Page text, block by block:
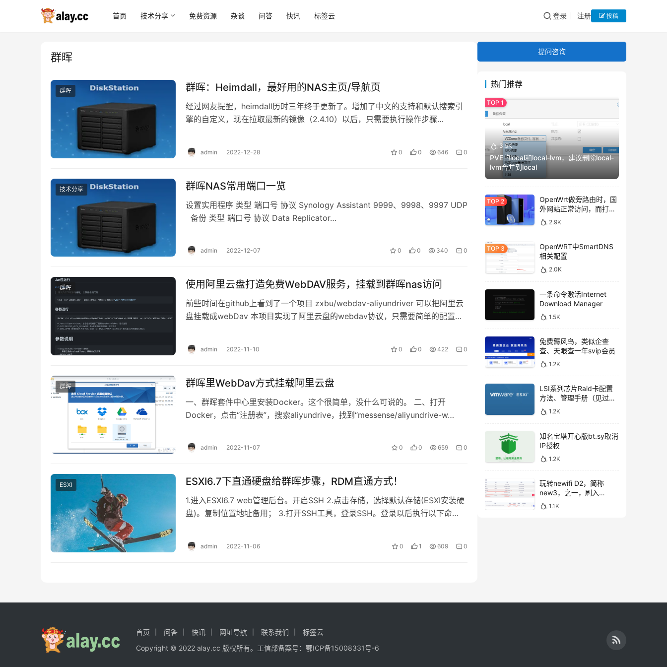
首页 技术分享 免费资源 杂谈 问答 快讯 标签云 登录 注册 投稿
群晖
群晖 群晖：Heimdall，最好用的NAS主页/导航页
经过网友提醒，heimdall历时三年终于更新了。增加了中文的支持和默认搜索引
擎的自定义，现在拉取最新的镜像（2.4.10）以后，只需要执行操作步骤
admin 2022-12-28 0 0 646 0
技术分享 群晖NAS常用端口一览
设置实用程序 类型 端口号 协议 Synology Assistant 9999、9998、9997 UDP
备份 类型 端口号 协议 Data Replicator…
admin 2022-12-07 0 0 340 0
群晖 使用阿里云盘打造免费WebDAV服务，挂载到群晖nas访问
前些时间在github上看到了一个项目 zxbu/webdav-aliyundriver 可以把阿里云
盘挂载成webDav 本项目实现了阿里云盘的webdav协议，只需要简单的配置…
admin 2022-11-10 0 0 422 0
群晖 群晖里WebDav方式挂载阿里云盘
一、群晖套件中心里安装Docker。这个很简单，没什么可说的。 二、打开
Docker，点击“注册表”，搜索aliyundrive，找到“messense/aliyundrive-w…
admin 2022-11-07 0 0 659 0
ESXI ESXI6.7下直通硬盘给群晖步骤，RDM直通方式！
1.进入ESXI6.7 web管理后台。开启SSH 2.点击存储，选择默认存储(ESXI安装硬
盘)。复制位置地址备用； 3.打开SSH工具，登录SSH。登录以后执行以下命
admin 2022-11-06 0 1 609 0
提问咨询
热门推荐
3.5K
PVE的local和local-lvm，建议删除local-
lvm合并到local
OpenWrt做旁路由时，国
外网站正常访问，而打不
开国内网站的解决方法。
2.9K
OpenWRT中SmartDNS
相关配置
2.0K
一条命令激活Internet
Download Manager
1.5K
免费薅风鸟，类似企查
查、天眼查一年svip会员
1.2K
LSI系列芯片Raid卡配置
方法、管理手册（见过的
最全的）
1.2K
知名宝塔开心版bt.sy取消
IP授权
1.2K
玩转newifi D2，简称
new3，之一，刷入
openwrt后，USB扩容。
1.1K
首页 问答 快讯 网址导航 联系我们
标签云
Copyright © 2022 alay.cc 版权所有。工信部备案号： 鄂ICP备15008331号-6